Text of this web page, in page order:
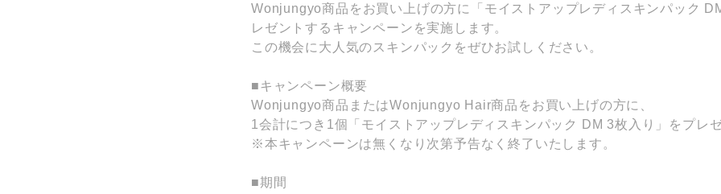
Wonjungyo商品をお買い上げの方に「モイストアップレディスキンパック
レゼントするキャンペーンを実施します。
この機会に大人気のスキンパックをぜひお試しください。
■キャンペーン概要
Wonjungyo商品またはWonjungyo Hair商品をお買い上げの方に、
1会計につき1個「モイストアップレディスキンパック DM 3枚入り」をプレ
※本キャンペーンは無くなり次第予告なく終了いたします。
■期間